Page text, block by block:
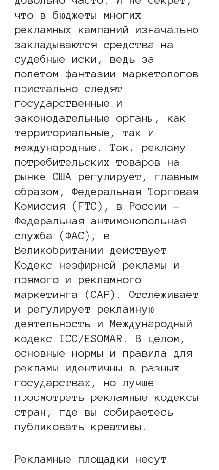
что в бюджеты многих
рекламных кампаний изначально
закладываются средства на
судебные иски, ведь за
полетом фантазии маркетологов
пристально следят
государственные и
законодательные органы, как
территориальные, так и
международные. Так, рекламу
потребительских товаров на
рынке США регулирует, главным
образом, Федеральная Торговая
Комиссия (FTC), в России —
Федеральная антимонопольная
служба (ФАС), в
Великобритании действует
Кодекс неэфирной рекламы и
прямого и рекламного
маркетинга (CAP). Отслеживает
и регулирует рекламную
деятельность и Международный
кодекс ICC/ESOMAR. В целом,
основные нормы и правила для
рекламы идентичны в разных
государствах, но лучше
просмотреть рекламные кодексы
стран, где вы собираетесь
публиковать креативы.
Рекламные площадки несут